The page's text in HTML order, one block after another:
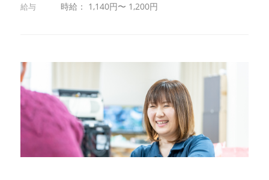
時給： 1,140円〜 1,200円